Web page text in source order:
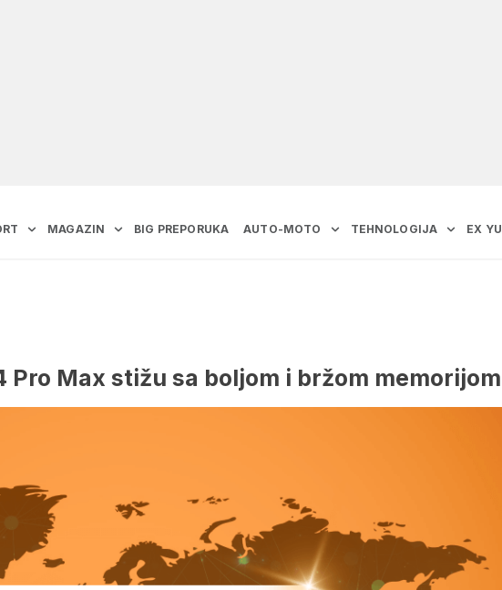
MAGAZIN BIG PREPORUKA AUTO-MOTO TEHNOLOGIJA EX YU
Pro Max stižu sa boljom i bržom memorijom